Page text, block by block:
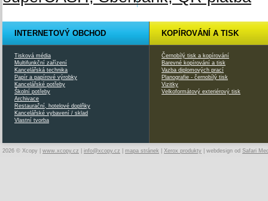
INTERNETOVÝ OBCHOD
Tisková média
Multifunkční zařízení
Kancelářská technika
Papír a papírové výrobky
Kancelářské potřeby
Školní potřeby
Archivace
Restaurační, hotelové doplňky
Kancelářské vybavení / sklad
Vlastní tvorba
KOPÍROVÁNÍ A TISK
Černobílý tisk a kopírování
Barevné kopírování a tisk
Vazba diplomových prací
Planografie - černobílý tisk
Vizitky
Velkoformátový exteriérový tisk
2026 © Xcopy | www.xcopy.cz info@xcopy.cz mapa stránek Xerox produkty | webdesign od Safari